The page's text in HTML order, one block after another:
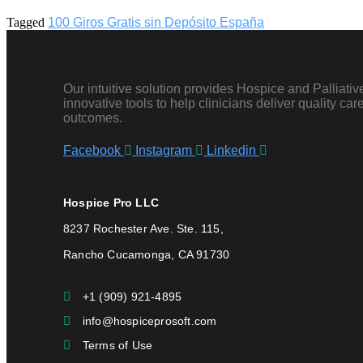
Tagged 100 Giros Gratis sin Depósito España
Our intuitive solution provides Hospice and
innovative tools to help clinicians deliver quality
outcomes.
Facebook Instagram Linkedin
Hospice Pro LLC
8237 Rochester Ave. Ste. 115,
Rancho Cucamonga, CA 91730
+1 (909) 921-4895
info@hospiceprosoft.com
Terms of Use